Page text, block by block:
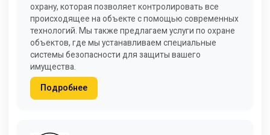
охрану, которая позволяет контролировать все
происходящее на объекте с помощью современных
технологий. Мы также предлагаем услуги по охране
объектов, где мы устанавливаем специальные
системы безопасности для защиты вашего
имущества.
Подробнее